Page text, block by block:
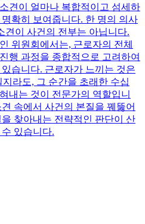
견이 얼마나 복합적이고 섬세하
확히 보여줍니다. 한 명의 의사
견이 사건의 전부는 아닙니다.
위원회에서는, 근로자의 전체
행 과정을 종합적으로 고려하여
습니다. 근로자가 느끼는 것은
지라도, 그 순간을 초래한 수십
내는 것이 전문가의 역할입니
속에서 사건의 본질을 꿰뚫어
찾아내는 전략적인 판단이 산
있습니다.